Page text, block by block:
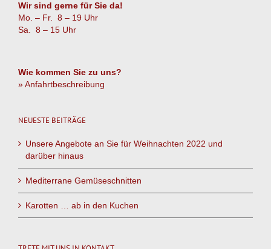
Wir sind gerne für Sie da!
Mo. – Fr. 8 – 19 Uhr
Sa. 8 – 15 Uhr
Wie kommen Sie zu uns?
» Anfahrtbeschreibung
NEUESTE BEITRÄGE
Unsere Angebote an Sie für Weihnachten 2022 und
darüber hinaus
Mediterrane Gemüseschnitten
Karotten … ab in den Kuchen